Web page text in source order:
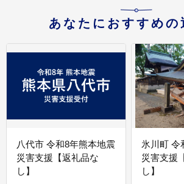
あなたにおすすめの
八代市 令和8年熊本地震
災害支援【返礼品な
し】
氷川町 令
災害支援
し】